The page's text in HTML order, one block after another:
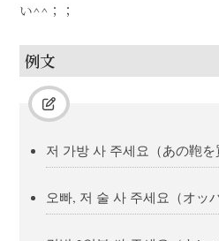
い^^；；
例文
저 가방 사 주세요（あの鞄を
오빠, 저 술 사 주세요（オッ